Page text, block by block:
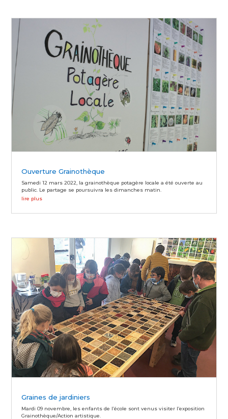
Ouverture Grainothèque
Samedi 12 mars 2022, la grainothèque potagère locale a été ouverte au
public. Le partage se poursuivra les dimanches matin.
lire plus
Graines de jardiniers
Mardi 09 novembre, les enfants de l’école sont venus visiter l’exposition
Grainothèque/Action artistique.